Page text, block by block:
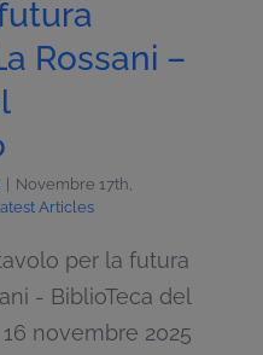
Rossani –
Novembre 17th,
Articles
per la futura
- BiblioTeca del
novembre 2025